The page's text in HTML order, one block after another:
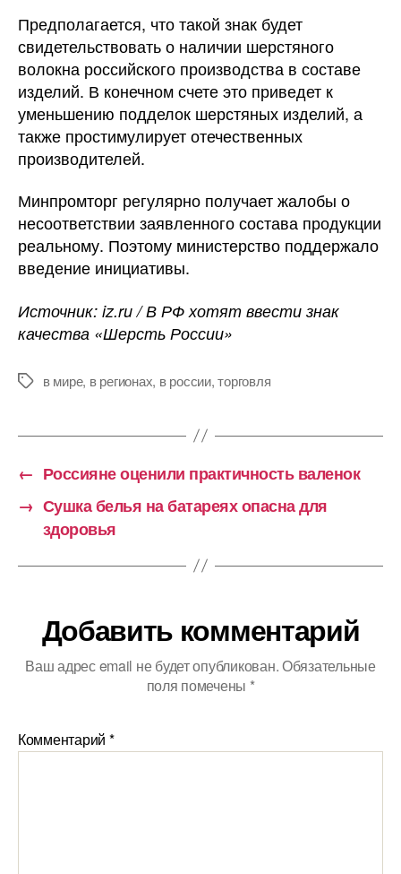
Предполагается, что такой знак будет
свидетельствовать о наличии шерстяного
волокна российского производства в составе
изделий. В конечном счете это приведет к
уменьшению подделок шерстяных изделий, а
также простимулирует отечественных
производителей.
Минпромторг регулярно получает жалобы о
несоответствии заявленного состава продукции
реальному. Поэтому министерство поддержало
введение инициативы.
Источник: iz.ru / В РФ хотят ввести знак
качества «Шерсть России»
Меткив мире, в регионах, в россии,торговля
← Россияне оценили практичность валенок
→ Сушка белья на батареях опасна для
здоровья
Добавить комментарий
Ваш адрес email не будет опубликован.Обязательные
поля помечены *
Комментарий *